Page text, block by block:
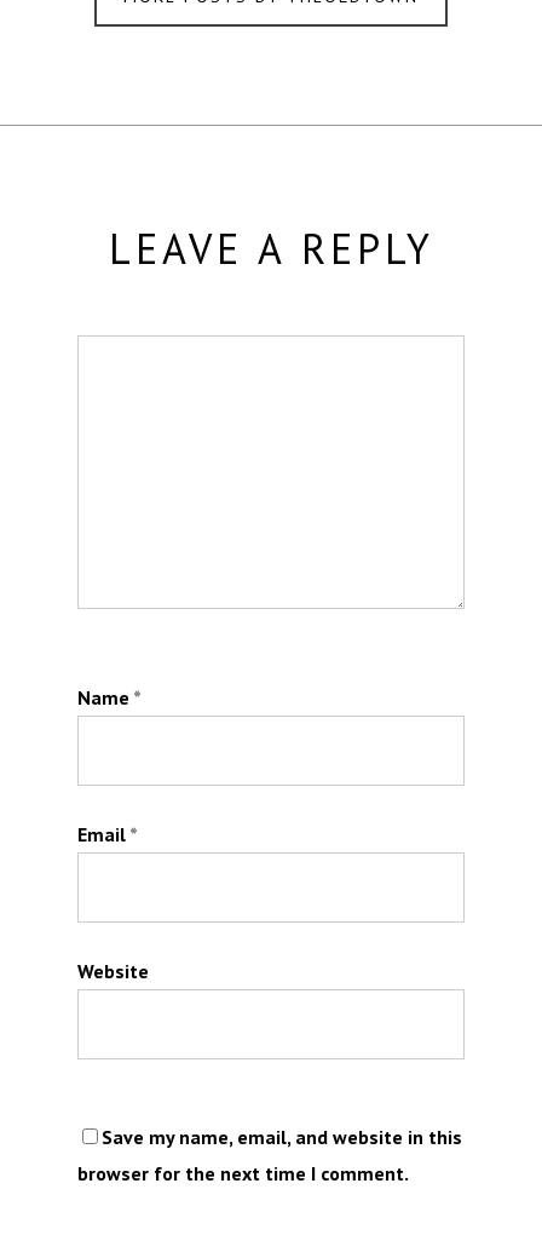
LEAVE A REPLY
Name *
Email *
Website
Save my name, email, and website in this
browser for the next time I comment.